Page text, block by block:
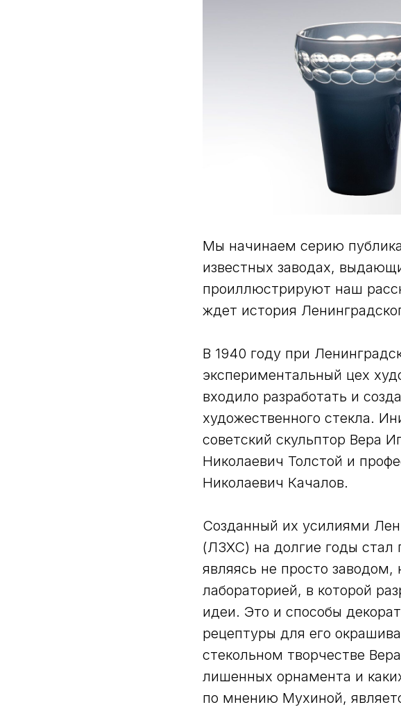
Мы начинаем серию
известных заводах,
проиллюстрируют наш
ждет история
В 1940 году при
экспериментальный цех
входило разработать и
художественного стекла.
советский скульптор Вера
Николаевич Толстой и
Николаевич Качалов.
Созданный их усилиями
(ЛЗХС) на долгие годы стал
являясь не просто заводом,
лабораторией, в которой
идеи. Это и способы
рецептуры для его
стекольном творчестве
лишенных орнамента и
по мнению Мухиной,